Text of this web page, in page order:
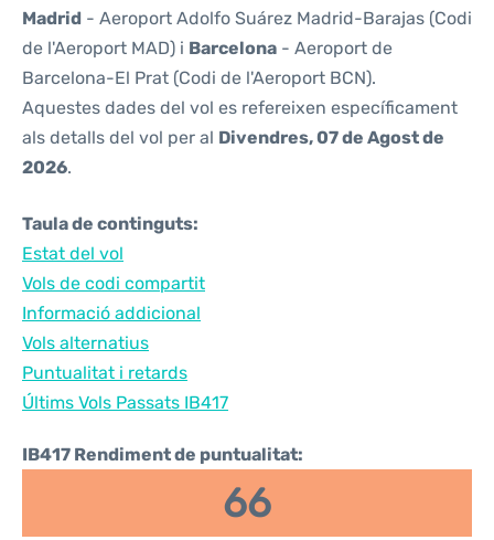
Madrid - Aeroport Adolfo Suárez Madrid-Barajas (Codi
de l'Aeroport MAD) i Barcelona - Aeroport de
Barcelona-El Prat (Codi de l'Aeroport BCN).
Aquestes dades del vol es refereixen específicament
als detalls del vol per al Divendres, 07 de Agost de
2026.
Taula de continguts:
Estat del vol
Vols de codi compartit
Informació addicional
Vols alternatius
Puntualitat i retards
Últims Vols Passats IB417
IB417 Rendiment de puntualitat:
66